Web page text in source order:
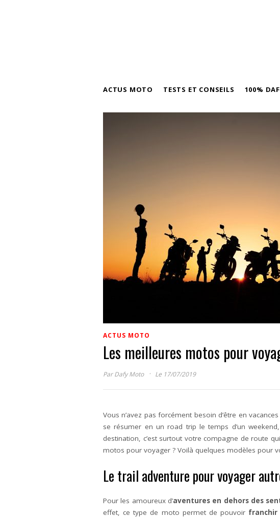
ACTUS MOTO TESTS ET CONSEILS 100%
ACTUS MOTO
Les meilleures motos pour
ParDafy Moto · Le 17/07/2019
Vous n’avez pas forcément besoin d’être en
se résumer en un road trip le temps d’un
destination, c’est surtout votre compagne de route
motos pour voyager ? Voilà quelques modèles pour
Le trail adventure pour voyager
Pour les amoureux d’aventures en dehors des
effet, ce type de moto permet de pouvoir